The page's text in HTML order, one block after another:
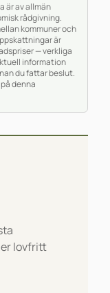
är av allmän
rådgivning.
kommuner och
är
— verkliga
information
du fattar beslut.
denna
lovfritt